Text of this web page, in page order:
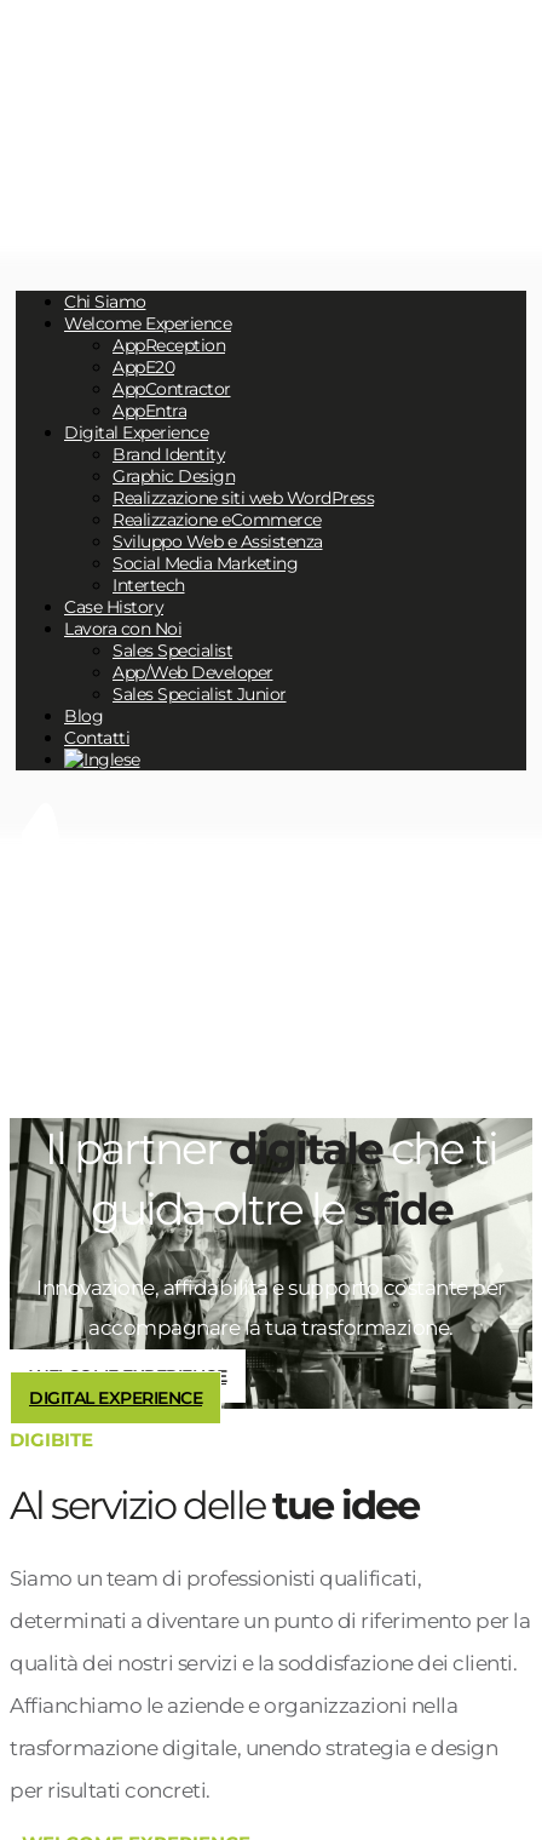
Chi Siamo
Welcome Experience
AppReception
AppE20
AppContractor
AppEntra
Digital Experience
Brand Identity
Graphic Design
Realizzazione siti web WordPress
Realizzazione eCommerce
Sviluppo Web e Assistenza
Social Media Marketing
Intertech
Case History
Lavora con Noi
Sales Specialist
App/Web Developer
Sales Specialist Junior
Blog
Contatti
Il partnerdigitaleche ti
guida oltre lesfide
Innovazione, affidabilità e supporto costante per
accompagnare la tua trasformazione.
WELCOME EXPERIENCE
DIGITAL EXPERIENCE
DIGIBITE
Al servizio delletue idee
Siamo un team di professionisti qualificati,
determinati a diventare un punto di riferimento per la
qualità dei nostri servizi e la soddisfazione dei clienti.
Affianchiamo le aziende e organizzazioni nella
trasformazione digitale, unendo strategia e design
per risultati concreti.